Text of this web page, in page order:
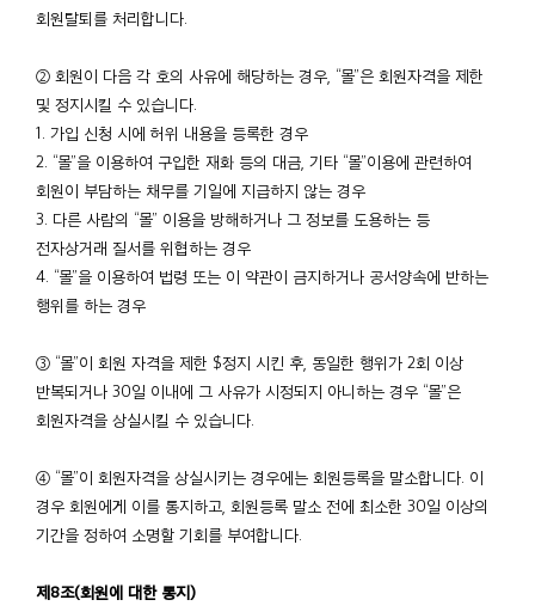
회원탈퇴를 처리합니다.
② 회원이 다음 각 호의 사유에 해당하는 경우, “몰”은 회원자격을 제한
및 정지시킬 수 있습니다.
1. 가입 신청 시에 허위 내용을 등록한 경우
2. “몰”을 이용하여 구입한 재화 등의 대금, 기타 “몰”이용에 관련하여
회원이 부담하는 채무를 기일에 지급하지 않는 경우
3. 다른 사람의 “몰” 이용을 방해하거나 그 정보를 도용하는 등
전자상거래 질서를 위협하는 경우
4. “몰”을 이용하여 법령 또는 이 약관이 금지하거나 공서양속에 반하는
행위를 하는 경우
③ “몰”이 회원 자격을 제한 $정지 시킨 후, 동일한 행위가 2회 이상
반복되거나 30일 이내에 그 사유가 시정되지 아니하는 경우 “몰”은
회원자격을 상실시킬 수 있습니다.
④ “몰”이 회원자격을 상실시키는 경우에는 회원등록을 말소합니다. 이
경우 회원에게 이를 통지하고, 회원등록 말소 전에 최소한 30일 이상의
기간을 정하여 소명할 기회를 부여합니다.
제8조(회원에 대한 통지)